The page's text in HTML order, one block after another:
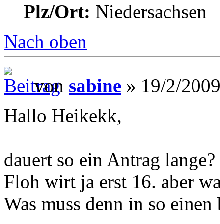
Plz/Ort: Niedersachsen
Nach oben
von sabine » 19/2/
Hallo Heikekk,
dauert so ein Antrag lange?
Floh wirt ja erst 16. aber
Was muss denn in so